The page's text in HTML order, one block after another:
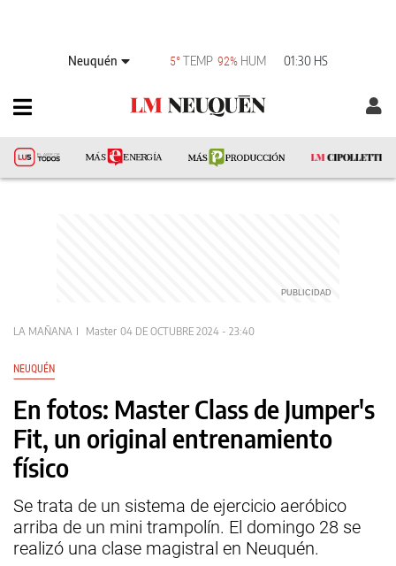
Neuquén 5°TEMP 92% HUM 01:30 HS
LA MAÑANA Master 04 DE OCTUBRE 2024 - 23:40
NEUQUÉN
En fotos: Master Class de Jumper's
Fit, un original entrenamiento
físico
Se trata de un sistema de ejercicio aeróbico
arriba de un mini trampolín. El domingo 28 se
realizó una clase magistral en Neuquén.